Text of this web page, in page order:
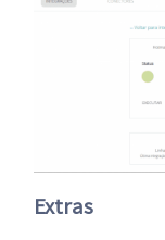
Extras